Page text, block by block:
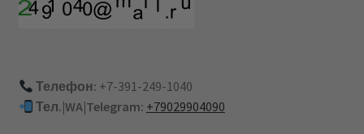
Телефон: +7-391-249-1040
Тел.|WA|Telegram: +79029904090